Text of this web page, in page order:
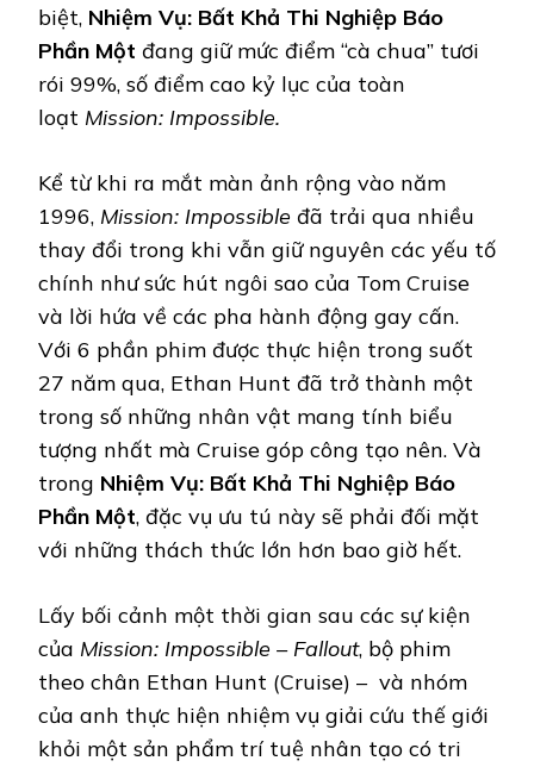
biệt, Nhiệm Vụ: Bất Khả Thi Nghiệp Báo
Phần Một đang giữ mức điểm “cà chua” tươi
rói 99%, số điểm cao kỷ lục của toàn
loạt Mission: Impossible.
Kể từ khi ra mắt màn ảnh rộng vào năm
1996, Mission: Impossible đã trải qua nhiều
thay đổi trong khi vẫn giữ nguyên các yếu tố
chính như sức hút ngôi sao của Tom Cruise
và lời hứa về các pha hành động gay cấn.
Với 6 phần phim được thực hiện trong suốt
27 năm qua, Ethan Hunt đã trở thành một
trong số những nhân vật mang tính biểu
tượng nhất mà Cruise góp công tạo nên. Và
trong Nhiệm Vụ: Bất Khả Thi Nghiệp Báo
Phần Một, đặc vụ ưu tú này sẽ phải đối mặt
với những thách thức lớn hơn bao giờ hết.
Lấy bối cảnh một thời gian sau các sự kiện
của Mission: Impossible – Fallout, bộ phim
theo chân Ethan Hunt (Cruise) – và nhóm
của anh thực hiện nhiệm vụ giải cứu thế giới
khỏi một sản phẩm trí tuệ nhân tạo có tri